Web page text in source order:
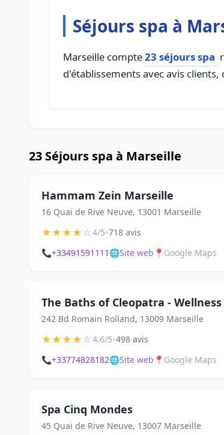
Séjours spa à
Marseille compte23 séjours spa
d'établissements avec avis
23 Séjours spa à Marseille
Hammam Zein Marseille
16 Quai de Rive Neuve, 13001 Marseille
★★★★☆4/5•718 avis
📞+33491591111 🌐Site web 📍 Google Maps
The Baths of Cleopatra - Wellness
242 Bd Romain Rolland, 13009 Marseille
★★★★☆4.6/5•498 avis
📞+33774828182🌐Site web 📍 Google Maps
Spa Cinq Mondes
45 Quai de Rive Neuve, 13007 Marseille